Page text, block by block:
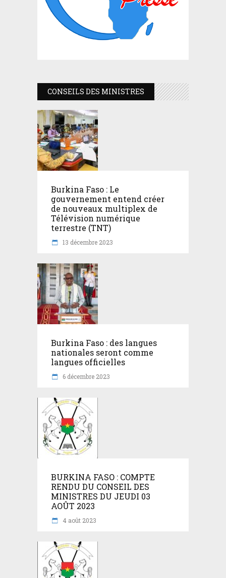
CONSEILS DES MINISTRES
Burkina Faso : Le
gouvernement entend créer
de nouveaux multiplex de
Télévision numérique
terrestre (TNT)
13 décembre 2023
Burkina Faso : des langues
nationales seront comme
langues officielles
6 décembre 2023
BURKINA FASO : COMPTE
RENDU DU CONSEIL DES
MINISTRES DU JEUDI 03
AOÛT 2023
4 août 2023